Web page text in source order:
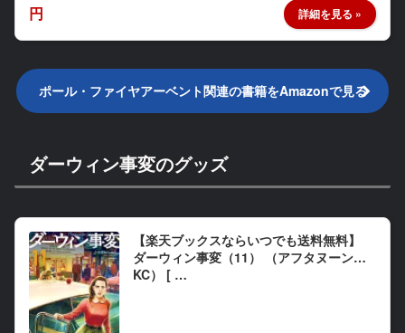
円
ポール・ファイヤアーベント関連の書籍をAmazonで見る
ダーウィン事変のグッズ
【楽天ブックスならいつでも送料無料】
ダーウィン事変（11） （アフタヌーン
KC） [ …